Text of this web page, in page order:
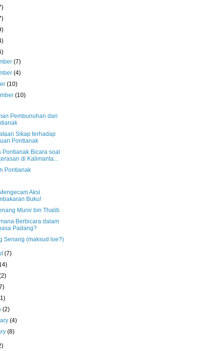
(7)
(4)
(10)
(10)
Pembunuhan dari
Sikap terhadap
Pontianak
Pontianak Bicara soal
di Kalimanta...
Pontianak
Aksi
Buku!
Munir bin Thalib
Berbicara dalam
Padang?
Senang (maksud loe?)
(7)
(2)
(4)
(8)